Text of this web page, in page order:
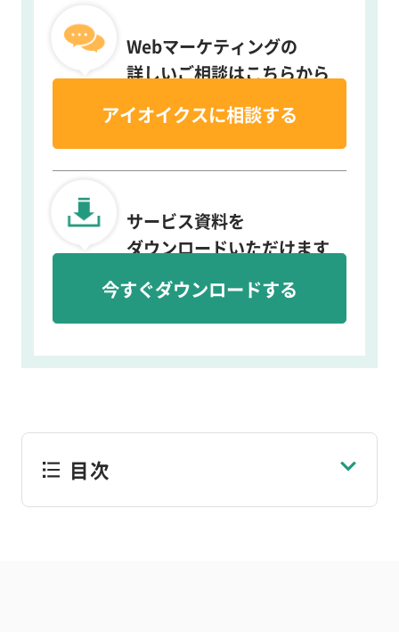
Webマーケティングの
詳しいご相談はこちらから
アイオイクスに相談する
サービス資料を
ダウンロードいただけます
今すぐダウンロードする
目次